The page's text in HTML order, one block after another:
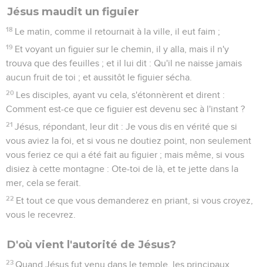
Jésus maudit un figuier
18 Le matin, comme il retournait à la ville, il eut faim ;
19 Et voyant un figuier sur le chemin, il y alla, mais il n'y
trouva que des feuilles ; et il lui dit : Qu'il ne naisse jamais
aucun fruit de toi ; et aussitôt le figuier sécha.
20 Les disciples, ayant vu cela, s'étonnèrent et dirent :
Comment est-ce que ce figuier est devenu sec à l'instant ?
21 Jésus, répondant, leur dit : Je vous dis en vérité que si
vous aviez la foi, et si vous ne doutiez point, non seulement
vous feriez ce qui a été fait au figuier ; mais même, si vous
disiez à cette montagne : Ote-toi de là, et te jette dans la
mer, cela se ferait.
22 Et tout ce que vous demanderez en priant, si vous croyez,
vous le recevrez.
D'où vient l'autorité de Jésus?
23 Quand Jésus fut venu dans le temple, les principaux